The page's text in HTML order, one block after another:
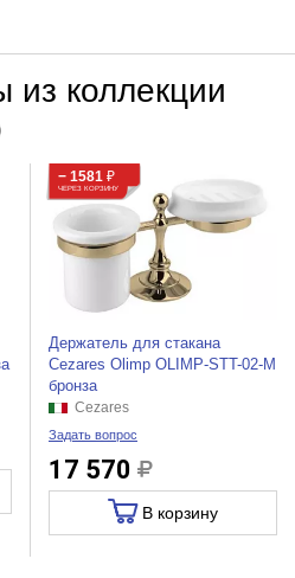
из коллекции
− 1581 ₽
ЧЕРЕЗ КОРЗИНУ
Держатель для стакана
Cezares Olimp OLIMP-STT-02-M
бронза
Cezares
Задать вопрос
17 570
В корзину